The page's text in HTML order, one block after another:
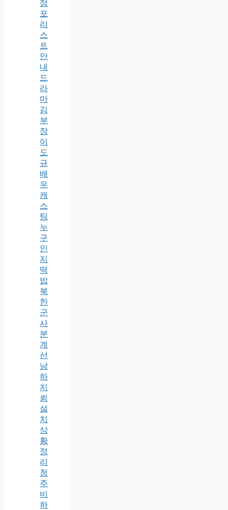
점
포
리
스
트
안
내
드
라
마
김
부
장
이
도
규
배
우
캐
스
팅
누
구
인
지
떡
밥
북
한
군
사
분
계
선
남
하
지
뢰
설
치
상
황
정
리
청
주
비
하